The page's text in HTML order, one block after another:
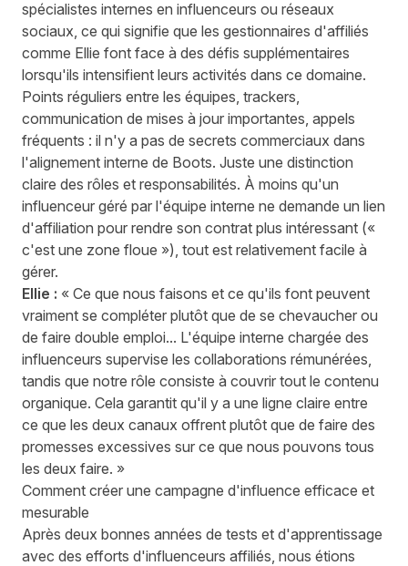
spécialistes internes en influenceurs ou réseaux
sociaux, ce qui signifie que les gestionnaires d'affiliés
comme Ellie font face à des défis supplémentaires
lorsqu'ils intensifient leurs activités dans ce domaine.
Points réguliers entre les équipes, trackers,
communication de mises à jour importantes, appels
fréquents : il n'y a pas de secrets commerciaux dans
l'alignement interne de Boots. Juste une distinction
claire des rôles et responsabilités. À moins qu'un
influenceur géré par l'équipe interne ne demande un lien
d'affiliation pour rendre son contrat plus intéressant («
c'est une zone floue »), tout est relativement facile à
gérer.
Ellie : « Ce que nous faisons et ce qu'ils font peuvent
vraiment se compléter plutôt que de se chevaucher ou
de faire double emploi... L'équipe interne chargée des
influenceurs supervise les collaborations rémunérées,
tandis que notre rôle consiste à couvrir tout le contenu
organique. Cela garantit qu'il y a une ligne claire entre
ce que les deux canaux offrent plutôt que de faire des
promesses excessives sur ce que nous pouvons tous
les deux faire. »
Comment créer une campagne d'influence efficace et
mesurable
Après deux bonnes années de tests et d'apprentissage
avec des efforts d'influenceurs affiliés, nous étions